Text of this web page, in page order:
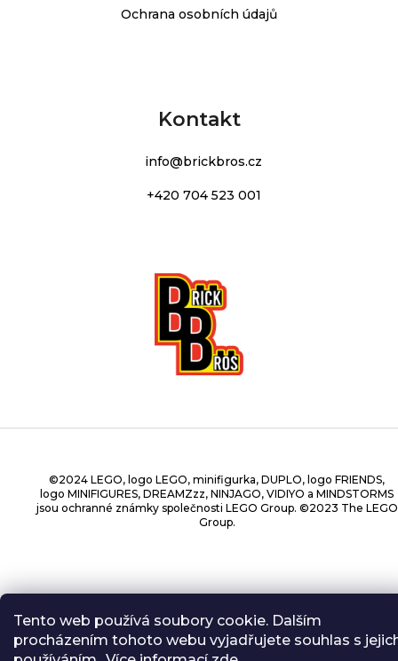
Tento web používá soubory cookie. Dalším
procházením tohoto webu vyjadřujete souhlas s
Ochrana osobních údajů
Kontakt
info@brickbros.cz
+420 704 523 001
©2024 LEGO, logo LEGO, minifigurka, DUPLO, logo FRIENDS,
logo MINIFIGURES, DREAMZzz, NINJAGO, VIDIYO a MINDSTORMS
jsou ochranné známky společnosti LEGO Group. ©2023 The LEGO
Group.
Copyright 2026 BrickBros . Všechna práva vyhrazena.